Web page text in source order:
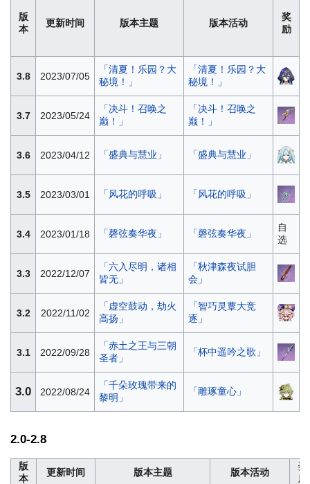
版
本
更新时间 版本主题 版本活动
奖
励
3.8 2023/07/05
「清夏！乐园？大
秘境！」
「清夏！乐园？大
秘境！」
3.7 2023/05/24
「决斗！召唤之
巅！」
「决斗！召唤之
巅！」
3.6 2023/04/12 「盛典与慧业」 「盛典与慧业」
3.5 2023/03/01 「风花的呼吸」 「风花的呼吸」
3.4 2023/01/18 「磬弦奏华夜」 「磬弦奏华夜」
自
选
3.3 2022/12/07
「六入尽明，诸相
皆无」
「秋津森夜试胆
会」
3.2 2022/11/02
「虚空鼓动，劫火
高扬」
「智巧灵蕈大竞
逐」
3.1 2022/09/28
「赤土之王与三朝
圣者」
「杯中遥吟之歌」
3.0 2022/08/24
「千朵玫瑰带来的
黎明」
「雕琢童心」
2.0-2.8
版
本
更新时间 版本主题 版本活动
奖
励